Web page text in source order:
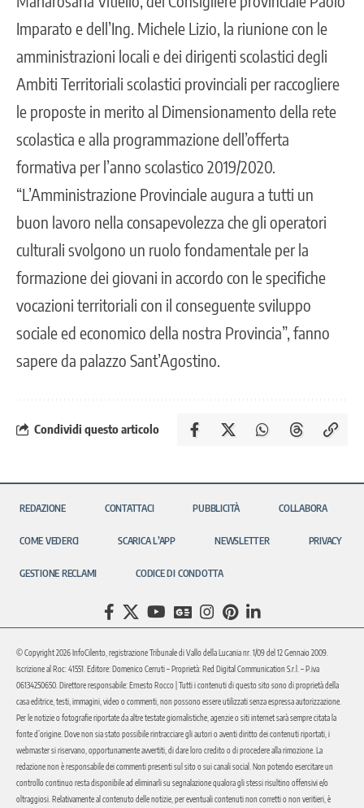
Imparato e dell’Ing. Michele Lizio, la riunione con le
amministrazioni locali e dei dirigenti scolastici degli
Ambiti Territoriali scolastici provinciali per raccogliere
le proposte in merito al Dimensionamento della rete
scolastica e alla programmazione dell’offerta
formativa per l’anno scolastico 2019/2020.
“L’Amministrazione Provinciale augura a tutti un
buon lavoro nella consapevolezza che gli operatori
culturali svolgono un ruolo fondamentale per la
formazione dei giovani in accordo con le specifiche
vocazioni territoriali con il conseguente sviluppo
sociale ed economico della nostra Provincia”, fanno
sapere da palazzo Sant’Agostino.
Condividi questo articolo
REDAZIONE CONTATTACI PUBBLICITÀ COLLABORA
COME VEDERCI SCARICA L’APP NEWSLETTER PRIVACY
GESTIONE RECLAMI CODICE DI CONDOTTA
© Copyright 2026 InfoCilento, registrazione Tribunale di Vallo della Lucania nr. 1/09 del 12 Gennaio 2009.
Iscrizione al Roc: 41551. Editore: Domenico Cerruti – Proprietà: Red Digital Communication S.r.l. – P.iva
06134250650. Direttore responsabile: Ernesto Rocco | Tutti i contenuti di questo sito sono di proprietà della
casa editrice, testi, immagini, video o commenti, non possono essere utilizzati senza espressa autorizzazione.
Per le notizie o fotografie riportate da altre testate giornalistiche, agenzie o siti internet sarà sempre citata la
fonte d’origine. Dove non sia stato possibile rintracciare gli autori o aventi diritto dei contenuti riportati, i
webmaster si riservano, opportunamente avvertiti, di dare loro credito o di procedere alla rimozione. La
redazione non è responsabile dei commenti presenti sul sito o sui canali social. Non potendo esercitare un
controllo continuo resta disponibile ad eliminarli su segnalazione qualora gli stessi risultino offensivi e/o
oltraggiosi. Relativamente al contenuto delle notizie, per eventuali contenuti non corretti o non veritieri, è